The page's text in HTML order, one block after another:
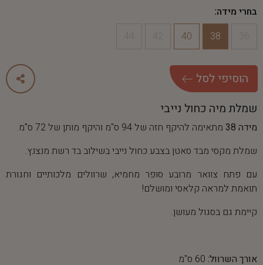
בחרי מידה:
38
40
הוסיפי לסל
שמלת מיה כחול נייבי
מידה 38
מתאימה להיקף חזה של 94 ס"מ והיקף מותן של 72 ס"מ.
שמלת מקסי מבד סאטן בצבע כחול נייבי בשילוב בד רשת מנצנץ.
עם פתח צוואר מרובע סופר מחמיא, שרוולים מלכותיים וחגורת
תואמת למראה קלאסי ומושלם!
קיימת גם בסגול מעושן.
אורך השרוול: 60 ס"מ